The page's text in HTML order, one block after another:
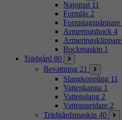
Najomat 11
Formlås 2
Formstagspännare
Armeringsbock 4
Armeringsklippare
Bockmaskin 1
Trädgård 80
Bevattning 21
Slangkoppling 11
Vattenkanna 1
Vattenslang 2
Vattenspridare 2
Trädgårdsmaskin 40